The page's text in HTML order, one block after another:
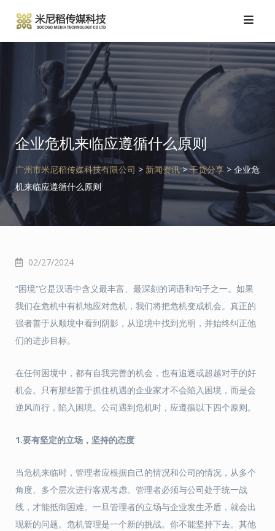
到
企业危机来临应遵循什么原则
广州市米尼稻传媒科技有限公司 > 新闻资讯>干货分享 > 企业危
机来临应遵循什么原则
02/27/2024
“困境”它是汉语中含义最丰富、最深刻的词语和句子之一。如果
我们在危机中有机地应对危机，我们将把危机变成机会。真正的
强者善于从顺境中看到阴影，从逆境中找到光明，并始终纠正他
们的进步目标。
在任何困境中，都有自我完善的机会，也有追逐或超越对手的好
机会。只有那些善于抓住机遇的企业家才不会陷入困境，而是会
逆风而行，陷入困境。公司遇到危机时，应遵循以下四个原则。
1.要有坚定的立场，坚持的态度
当危机来临时，管理者应根据自己的情况和公司的情况，从多个
角度、多个层次进行客观考虑。管理者必须与公司处于统一战
线，才能抵御困难。一旦管理者的立场与企业发生矛盾，就会出
现新的问题。危机管理是一个新的挑战。你不能坚持下去。其他